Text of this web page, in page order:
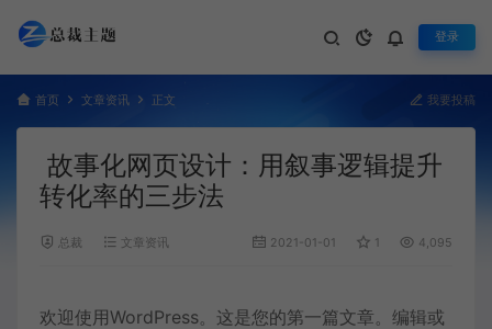
登录
首页 文章资讯 正文 我要投稿
故事化网页设计：用叙事逻辑提升
转化率的三步法
总裁 文章资讯 2021-01-01 1 4,095
欢迎使用WordPress。这是您的第一篇文章。编辑或